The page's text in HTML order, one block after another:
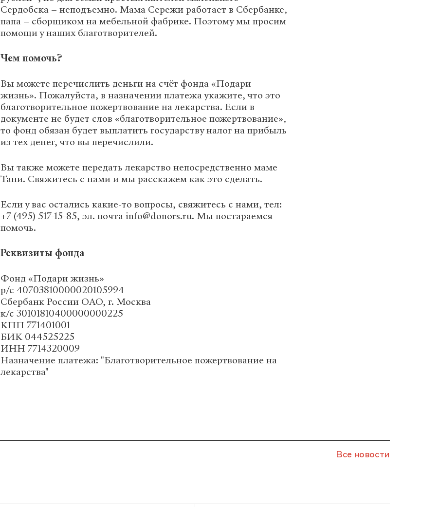
Сердобска – неподъемно. Мама Сережи работает в Сбербанке,
папа – сборщиком на мебельной фабрике. Поэтому мы просим
помощи у наших благотворителей.
Чем помочь?
Вы можете перечислить деньги на счёт фонда «Подари
жизнь». Пожалуйста, в назначении платежа укажите, что это
благотворительное пожертвование на лекарства. Если в
документе не будет слов «благотворительное пожертвование»,
то фонд обязан будет выплатить государству налог на прибыль
из тех денег, что вы перечислили.
Вы также можете передать лекарство непосредственно маме
Тани. Свяжитесь с нами и мы расскажем как это сделать.
Если у вас остались какие-то вопросы, свяжитесь с нами, тел:
+7 (495) 517-15-85, эл. почта info@donors.ru. Мы постараемся
помочь.
Реквизиты фонда
Фонд «Подари жизнь»
р/с 40703810000020105994
Сбербанк России ОАО, г. Москва
к/с 30101810400000000225
КПП 771401001
БИК 044525225
ИНН 7714320009
Назначение платежа: "Благотворительное пожертвование на
лекарства"
Все новости